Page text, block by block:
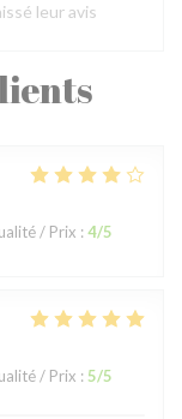
/ Prix : 4/5
/ Prix : 5/5
leur avis